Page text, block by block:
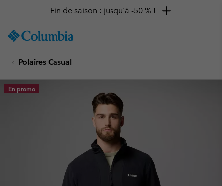
TO
SKIP
MAIN
NAV
Fin de saison : jusqu'à -50 % !
Polaires Casual
En promo